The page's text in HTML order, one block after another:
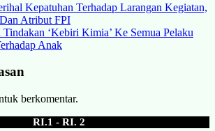
Kepatuhan Terhadap Larangan Kegiatan,
Atribut FPI
‘Kebiri Kimia’ Ke Semua Pelaku
Anak
berkomentar.
RI.1 - RI. 2